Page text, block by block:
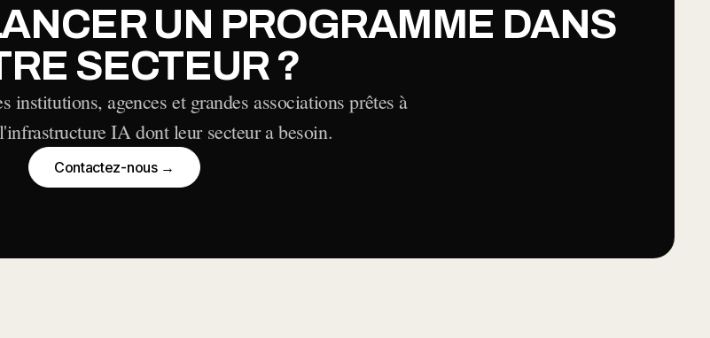
UN PROGRAMME DANS
SECTEUR ?
institutions, agences et grandes associations prêtes à
IA dont leur secteur a besoin.
Contactez-nous →